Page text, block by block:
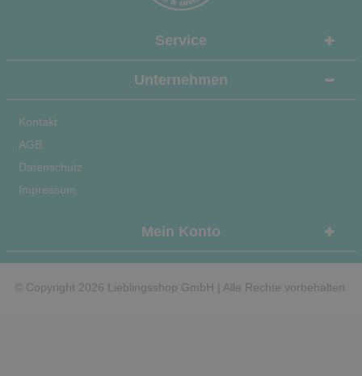
Service
Unternehmen
Kontakt
AGB
Datenschutz
Impressum
Mein Konto
© Copyright 2026 Lieblingsshop GmbH | Alle Rechte vorbehalten.